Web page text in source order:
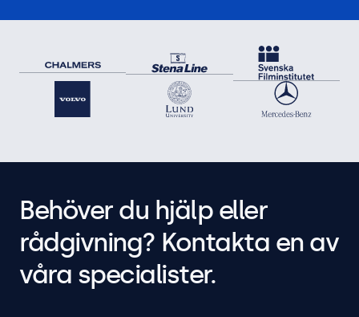
Behöver du hjälp eller
rådgivning? Kontakta en av
våra specialister.